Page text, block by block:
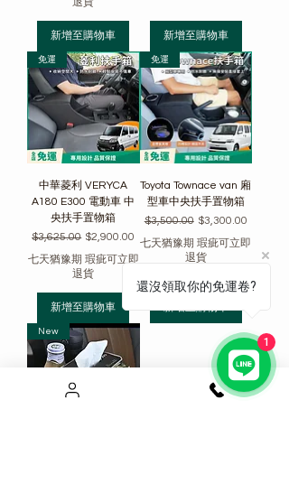
新增至購物車 新增至購物車
免運
中華菱利 VERYCA
A180 E300 電動車 中
央扶手置物箱
一般價格
$3,625.00 促銷價格
$2,900.00
七天猶豫期 瑕疵可立即
退貨
新增至購物車
免運
Toyota Townace van 廂
型車中央扶手置物箱
一般價格
$3,500.00 促銷價格
$3,300.00
七天猶豫期 瑕疵可立即
退貨
New
還沒領取你的免運卷?
1